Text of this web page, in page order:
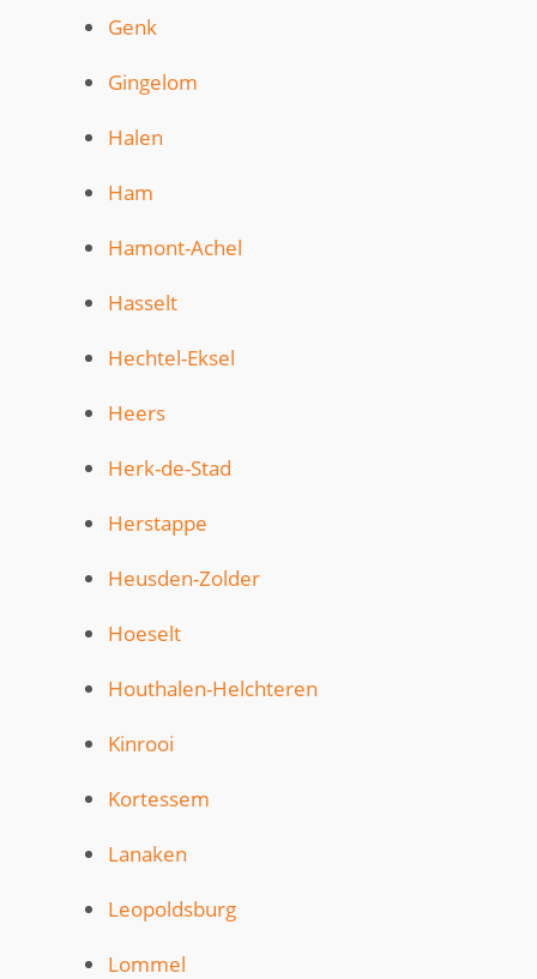
Genk
Gingelom
Halen
Ham
Hamont-Achel
Hasselt
Hechtel-Eksel
Heers
Herk-de-Stad
Herstappe
Heusden-Zolder
Hoeselt
Houthalen-Helchteren
Kinrooi
Kortessem
Lanaken
Leopoldsburg
Lommel